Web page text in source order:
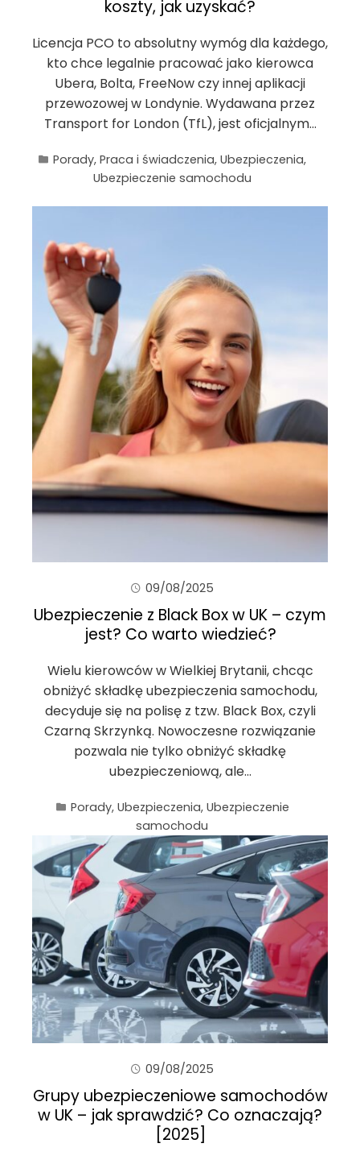
koszty, jak uzyskać?
Licencja PCO to absolutny wymóg dla każdego,
kto chce legalnie pracować jako kierowca
Ubera, Bolta, FreeNow czy innej aplikacji
przewozowej w Londynie. Wydawana przez
Transport for London (TfL), jest oficjalnym…
Porady, Praca i świadczenia, Ubezpieczenia,
Ubezpieczenie samochodu
09/08/2025
Ubezpieczenie z Black Box w UK – czym
jest? Co warto wiedzieć?
Wielu kierowców w Wielkiej Brytanii, chcąc
obniżyć składkę ubezpieczenia samochodu,
decyduje się na polisę z tzw. Black Box, czyli
Czarną Skrzynką. Nowoczesne rozwiązanie
pozwala nie tylko obniżyć składkę
ubezpieczeniową, ale…
Porady, Ubezpieczenia, Ubezpieczenie
samochodu
09/08/2025
Grupy ubezpieczeniowe samochodów
w UK – jak sprawdzić? Co oznaczają?
[2025]